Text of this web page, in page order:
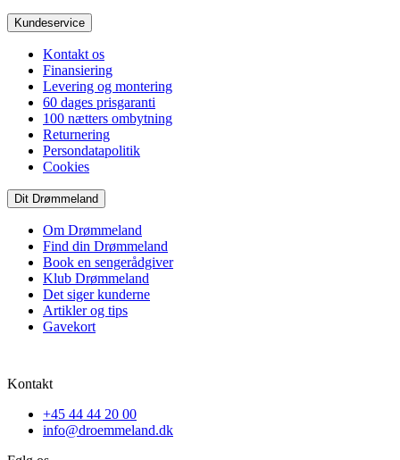
Kundeservice
Kontakt os
Finansiering
Levering og montering
60 dages prisgaranti
100 nætters ombytning
Returnering
Persondatapolitik
Cookies
Dit Drømmeland
Om Drømmeland
Find din Drømmeland
Book en sengerådgiver
Klub Drømmeland
Det siger kunderne
Artikler og tips
Gavekort
Kontakt
+45 44 44 20 00
info@droemmeland.dk